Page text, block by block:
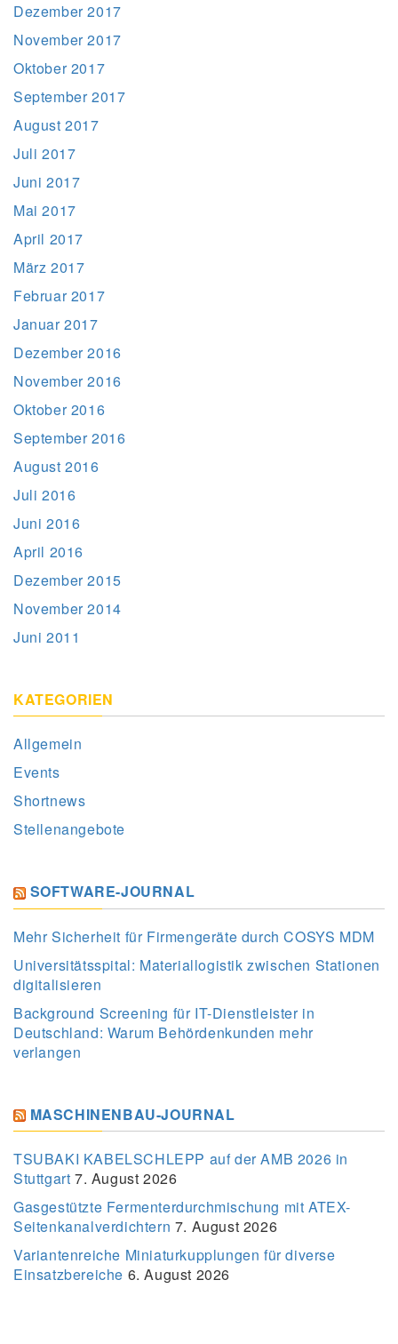
Dezember 2017
November 2017
Oktober 2017
September 2017
August 2017
Juli 2017
Juni 2017
Mai 2017
April 2017
März 2017
Februar 2017
Januar 2017
Dezember 2016
November 2016
Oktober 2016
September 2016
August 2016
Juli 2016
Juni 2016
April 2016
Dezember 2015
November 2014
Juni 2011
KATEGORIEN
Allgemein
Events
Shortnews
Stellenangebote
SOFTWARE-JOURNAL
Mehr Sicherheit für Firmengeräte durch COSYS MDM
Universitätsspital: Materiallogistik zwischen Stationen
digitalisieren
Background Screening für IT-Dienstleister in
Deutschland: Warum Behördenkunden mehr
verlangen
MASCHINENBAU-JOURNAL
TSUBAKI KABELSCHLEPP auf der AMB 2026 in
Stuttgart 7. August 2026
Gasgestützte Fermenterdurchmischung mit ATEX-
Seitenkanalverdichtern 7. August 2026
Variantenreiche Miniaturkupplungen für diverse
Einsatzbereiche 6. August 2026